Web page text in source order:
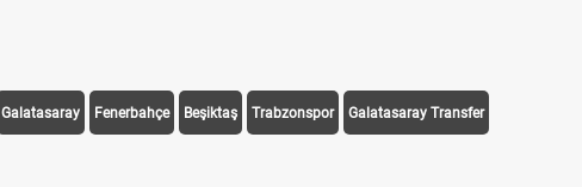
Galatasaray Fenerbahçe Beşiktaş Trabzonspor Galatasaray Transfer